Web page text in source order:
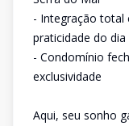
- Integração total
praticidade do dia
- Condomínio
exclusividade
Aqui, seu sonho